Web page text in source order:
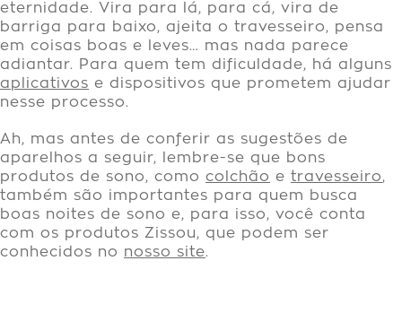
eternidade. Vira para lá, para cá, vira de
barriga para baixo, ajeita o travesseiro, pensa
em coisas boas e leves… mas nada parece
adiantar. Para quem tem dificuldade, há alguns
aplicativos e dispositivos que prometem ajudar
nesse processo.
Ah, mas antes de conferir as sugestões de
aparelhos a seguir, lembre-se que bons
produtos de sono, como colchão e travesseiro,
também são importantes para quem busca
boas noites de sono e, para isso, você conta
com os produtos Zissou, que podem ser
conhecidos no nosso site.